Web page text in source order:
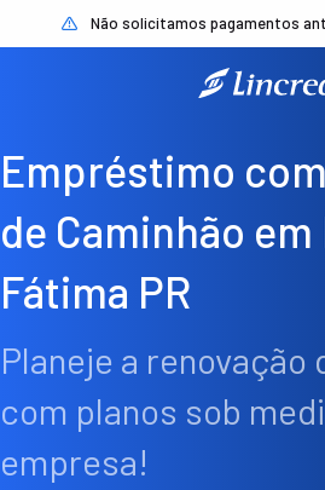
Não solicitamos pagamentos
Empréstimo
de Caminhão em
Fátima PR
Planeje a renovação
com planos sob
empresa!